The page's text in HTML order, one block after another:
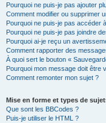
Pourquoi ne puis-je pas ajouter
Comment modifier ou supprimer
Pourquoi ne puis-je pas accéder
Pourquoi ne puis-je pas joindre
Pourquoi ai-je reçu un
Comment rapporter des
À quoi sert le bouton «
Pourquoi mon message doit être
Comment remonter mon sujet ?
Mise en forme et types de
Que sont les BBCodes ?
Puis-je utiliser le HTML ?